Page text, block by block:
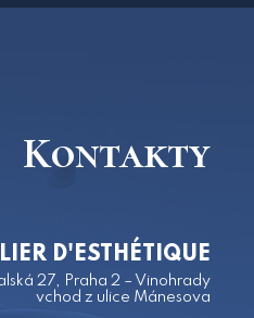
Kontakty
D'ESTHÉTIQUE
27, Praha 2 – Vinohrady
vchod z ulice Mánesova